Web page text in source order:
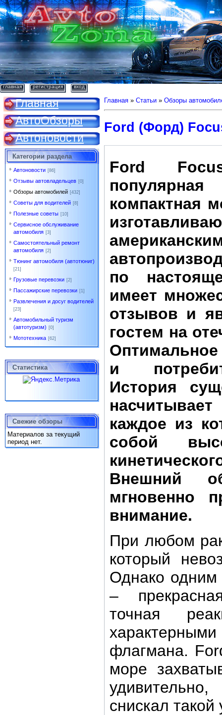
главная регистрация вход
Главная
АвтоОбзоры
Автоновости
Категории раздела
Автоновости [86]
Отзывы автовладельцев [0]
Обзоры автомобилей [432]
Советы для водителей [8]
Полезные советы [10]
Сервисное обслуживание
автомобиля [3]
Самостоятельный ремонт
автомобиля [2]
Тюнинг автомобиля (автотюниг)
[21]
Грузовые перевозки [2]
Пассажирские перевозки [1]
Развлечения и досуг водителей
[23]
Автомобильный туризм
(автотуризм) [0]
Мототехника [62]
Статистика
Свежие обзоры
Материалов за текущий
период нет.
Главная » Статьи » Обзоры
Ford (Форд)
Ford
популярная
компактная
по
имеет
отзывов и
гостем на
и
История
каждое из
собой
Внешний
мгновенно
внимание.
При любом
который
Однако
–
точная
флагмана.
море
снискал